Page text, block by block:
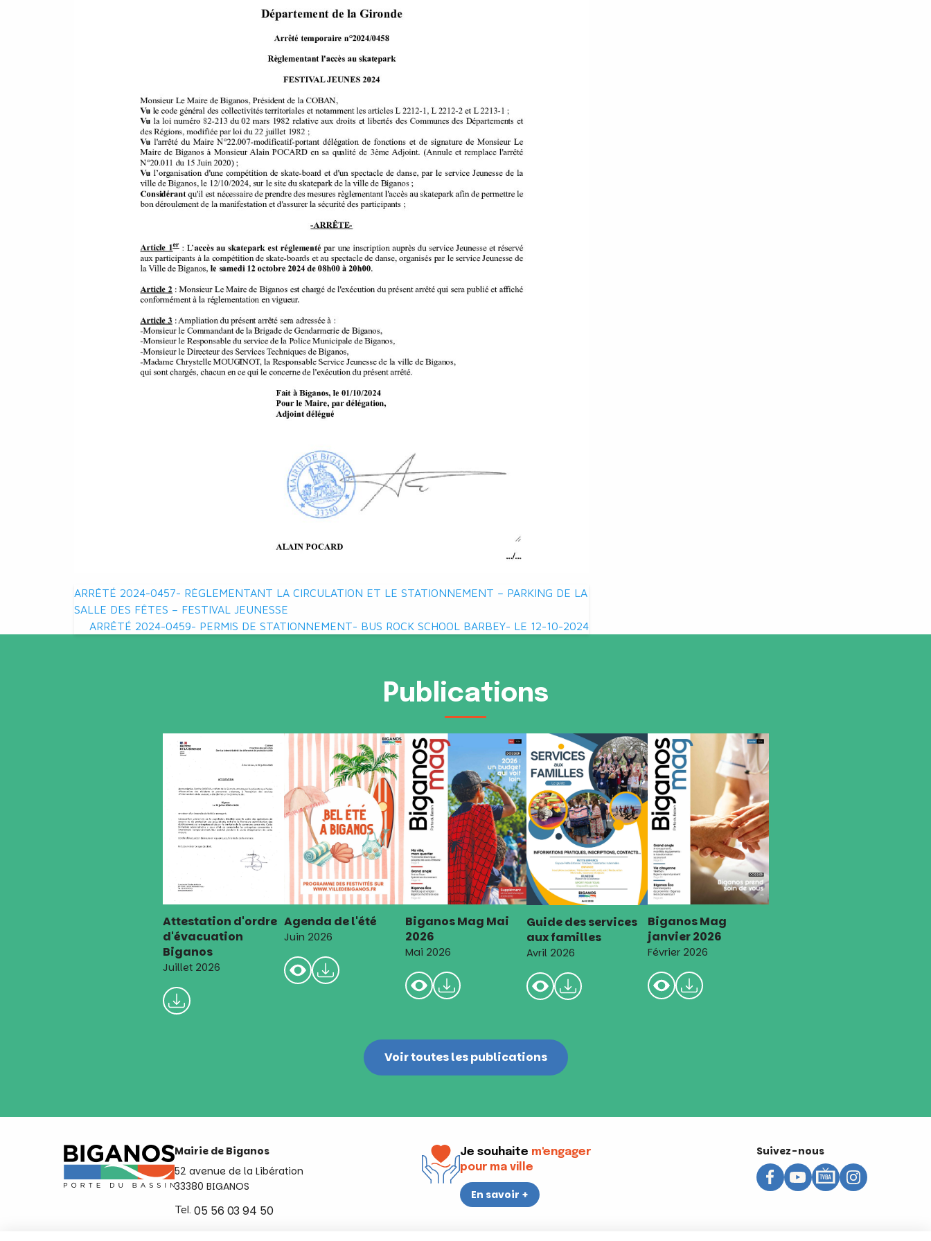
Navigation
de
ARRÊTÉ 2024-0457- RÈGLEMENTANT LA CIRCULATION ET LE STATIONNEMENT – PARKING DE LA
SALLE DES FÊTES – FESTIVAL JEUNESSE
ARRÊTÉ 2024-0459- PERMIS DE STATIONNEMENT- BUS ROCK SCHOOL BARBEY- LE 12-10-2024
Publications
Attestation d'ordre
d'évacuation
Biganos
Juillet 2026
Agenda de l'été
Juin 2026
Biganos Mag Mai
2026
Mai 2026
Guide des services
aux familles
Avril 2026
Biganos Mag
janvier 2026
Février 2026
Voir toutes les publications
Mairie de Biganos
52 avenue de la Libération
33380 BIGANOS
Tel. 05 56 03 94 50
Je souhaite m'engager
pour ma ville
En savoir +
Suivez-nous